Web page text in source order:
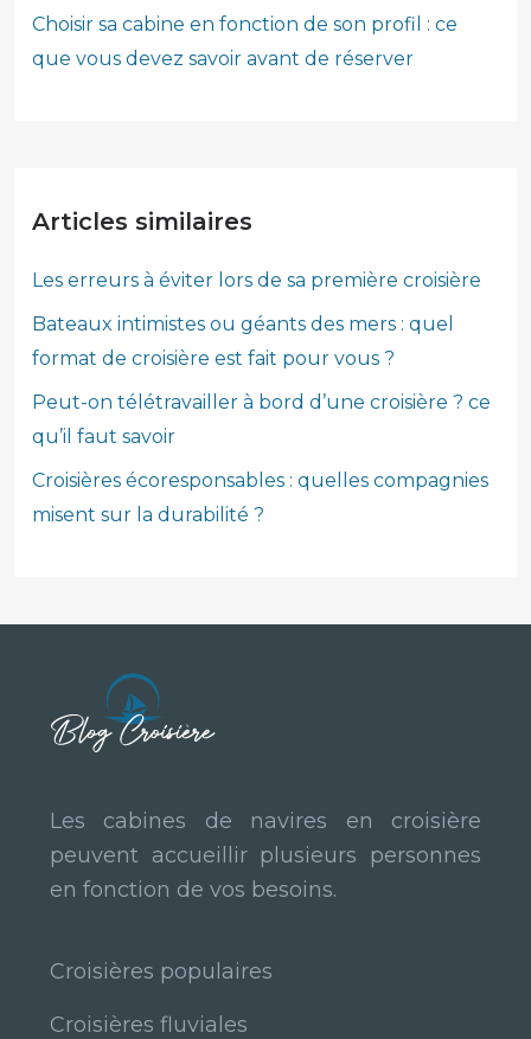
Choisir sa cabine en fonction de son profil : ce
que vous devez savoir avant de réserver
Articles similaires
Les erreurs à éviter lors de sa première croisière
Bateaux intimistes ou géants des mers : quel
format de croisière est fait pour vous ?
Peut-on télétravailler à bord d’une croisière ? ce
qu’il faut savoir
Croisières écoresponsables : quelles compagnies
misent sur la durabilité ?
Les cabines de navires en croisière
peuvent accueillir plusieurs personnes
en fonction de vos besoins.
Croisières populaires
Croisières fluviales